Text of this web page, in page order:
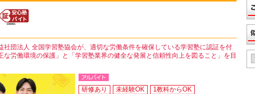
社団法人 全国学習塾協会が、適切な労働条件を確保している学習塾に認証を付
な労働環境の保護」と「学習塾業界の健全な発展と信頼性向上を図ること」を目
研修あり 未経験OK
1教科からOK